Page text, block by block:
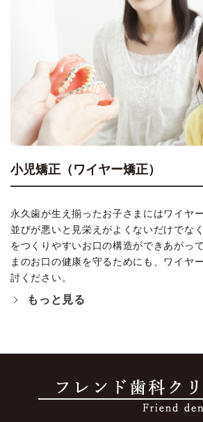
小児矯正（ワイヤー矯正）
永久歯が生え揃ったお子さまにはワイヤ
並びが悪いと見栄えがよくないだけでな
をつくりやすいお口の構造ができあがっ
まのお口の健康を守るためにも、ワイヤ
討ください。
もっと見る